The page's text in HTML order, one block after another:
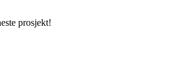
prosjekt!